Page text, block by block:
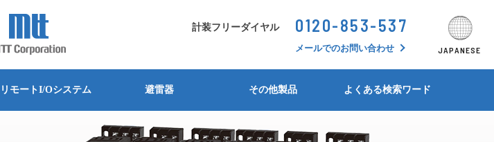
シーンから探す
SEARCH BY SCHENE
計装フリーダイヤル 0120-853-537
メールでのお問い合わせ JAPANESE
JAPANESE ENGLISH
リモートI/Oシステム 避雷器 その他製品 よくある検索ワード
シリーズ別 形状・シリーズ別比較表
MS3700 シリーズ
MS5300/MS5400 シリーズ
シリーズ別 形状・シリーズ別比較表
M4800シリーズ
シリーズ別 形状・シリーズ別比較表
MS4400シリーズ MS3400シリーズ
シリーズ別 形状・シリーズ別比較表
Alchis シリーズ
CC3900シリーズ
シリーズ別 形状・シリーズ別比較表
MLPシリーズ
シリーズ別 形状・シリーズ別比較表
MS45/46シリーズ TB400シリーズ
熱電対温度変換器 計装フリーダイヤル問答集